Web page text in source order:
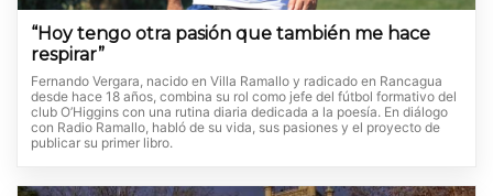
“Hoy tengo otra pasión que también me hace
respirar”
Fernando Vergara, nacido en Villa Ramallo y radicado en Rancagua
desde hace 18 años, combina su rol como jefe del fútbol formativo del
club O’Higgins con una rutina diaria dedicada a la poesía. En diálogo
con Radio Ramallo, habló de su vida, sus pasiones y el proyecto de
publicar su primer libro.